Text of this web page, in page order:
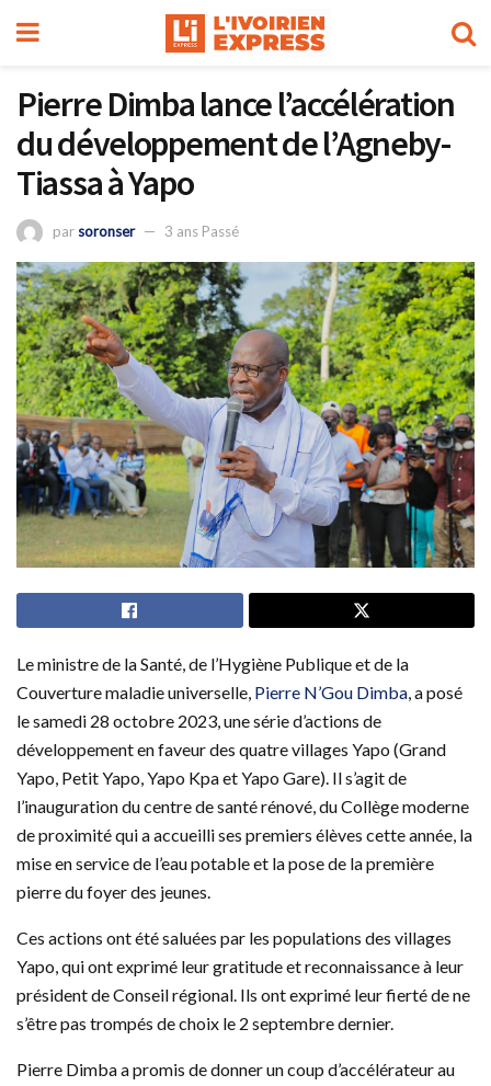
Pierre Dimba lance l’accélération
du développement de l’Agneby-
Tiassa à Yapo
par soronser 3 ans Passé
Le ministre de la Santé, de l’Hygiène Publique et de la
Couverture maladie universelle, Pierre N’Gou Dimba, a posé
le samedi 28 octobre 2023, une série d’actions de
développement en faveur des quatre villages Yapo (Grand
Yapo, Petit Yapo, Yapo Kpa et Yapo Gare). Il s’agit de
l’inauguration du centre de santé rénové, du Collège moderne
de proximité qui a accueilli ses premiers élèves cette année, la
mise en service de l’eau potable et la pose de la première
pierre du foyer des jeunes.
Ces actions ont été saluées par les populations des villages
Yapo, qui ont exprimé leur gratitude et reconnaissance à leur
président de Conseil régional. Ils ont exprimé leur fierté de ne
s’être pas trompés de choix le 2 septembre dernier.
Pierre Dimba a promis de donner un coup d’accélérateur au